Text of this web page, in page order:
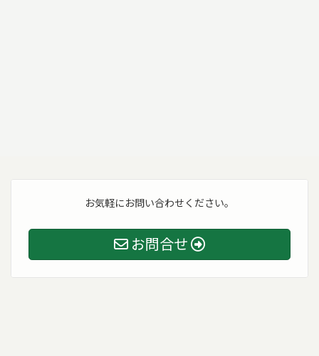
お気軽にお問い合わせください。
お問合せ